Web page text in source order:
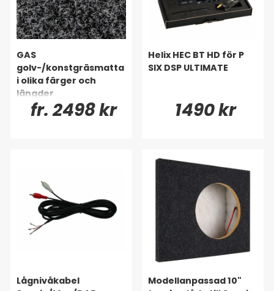
GAS
golv-/konstgräsmatta
i olika färger och
längder
fr. 2498 kr
Helix HEC BT HD för P
SIX DSP ULTIMATE
1490 kr
Lågnivåkabel
Modellanpassad 10"